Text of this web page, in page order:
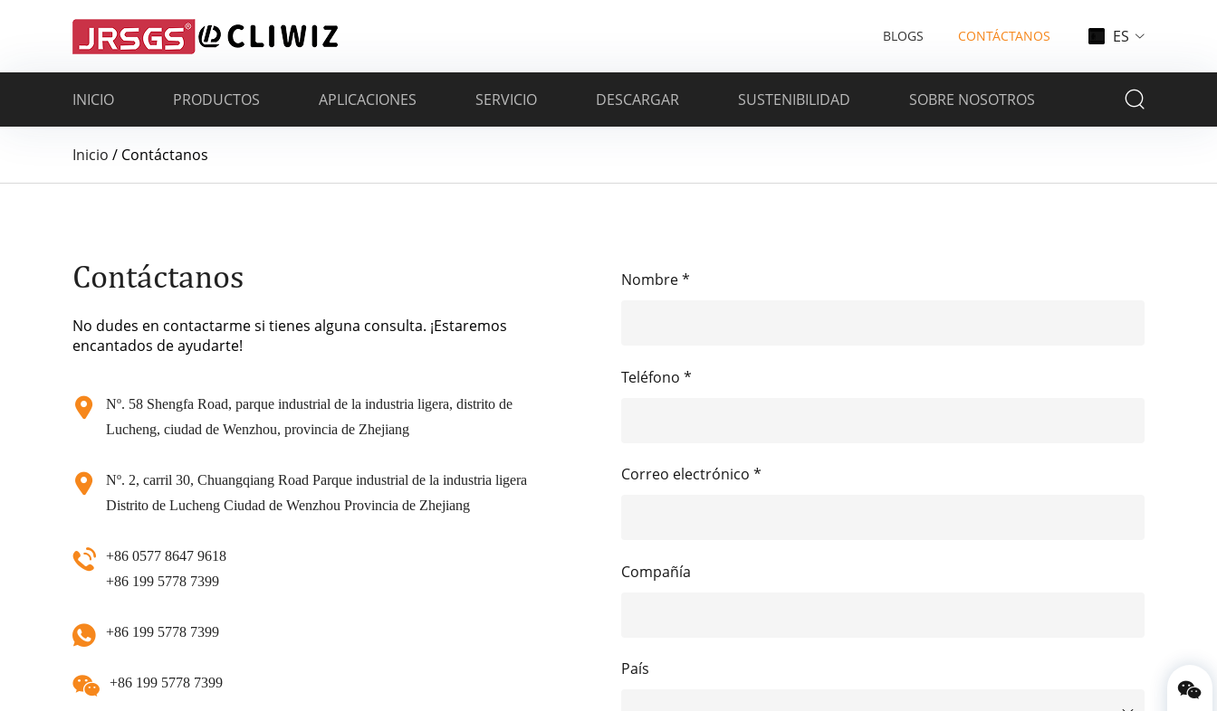
BLOGS CONTÁCTANOS ES
INICIO PRODUCTOS APLICACIONES SERVICIO DESCARGAR SUSTENIBILIDAD SOBRE NOSOTROS
Inicio / Contáctanos
Contáctanos
No dudes en contactarme si tienes alguna consulta. ¡Estaremos
encantados de ayudarte!
Nº. 58 Shengfa Road, parque industrial de la industria ligera, distrito de
Lucheng, ciudad de Wenzhou, provincia de Zhejiang
Nº. 2, carril 30, Chuangqiang Road Parque industrial de la industria ligera
Distrito de Lucheng Ciudad de Wenzhou Provincia de Zhejiang
+86 0577 8647 9618
+86 199 5778 7399
+86 199 5778 7399
+86 199 5778 7399
Nombre *
Teléfono *
Correo electrónico *
Compañía
País